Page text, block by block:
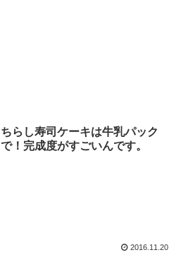
ちらし寿司ケーキは牛乳パック
で！完成度がすごいんです。
2016.11.20